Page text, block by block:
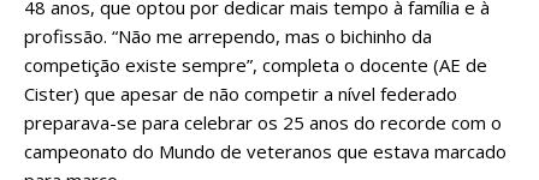
48 anos, que optou por dedicar mais tempo à família e à
profissão. “Não me arrependo, mas o bichinho da
competição existe sempre”, completa o docente (AE de
Cister) que apesar de não competir a nível federado
preparava-se para celebrar os 25 anos do recorde com o
campeonato do Mundo de veteranos que estava marcado